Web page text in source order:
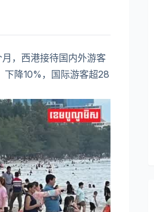
月，西港接待国内外游客
降10%，国际游客超28